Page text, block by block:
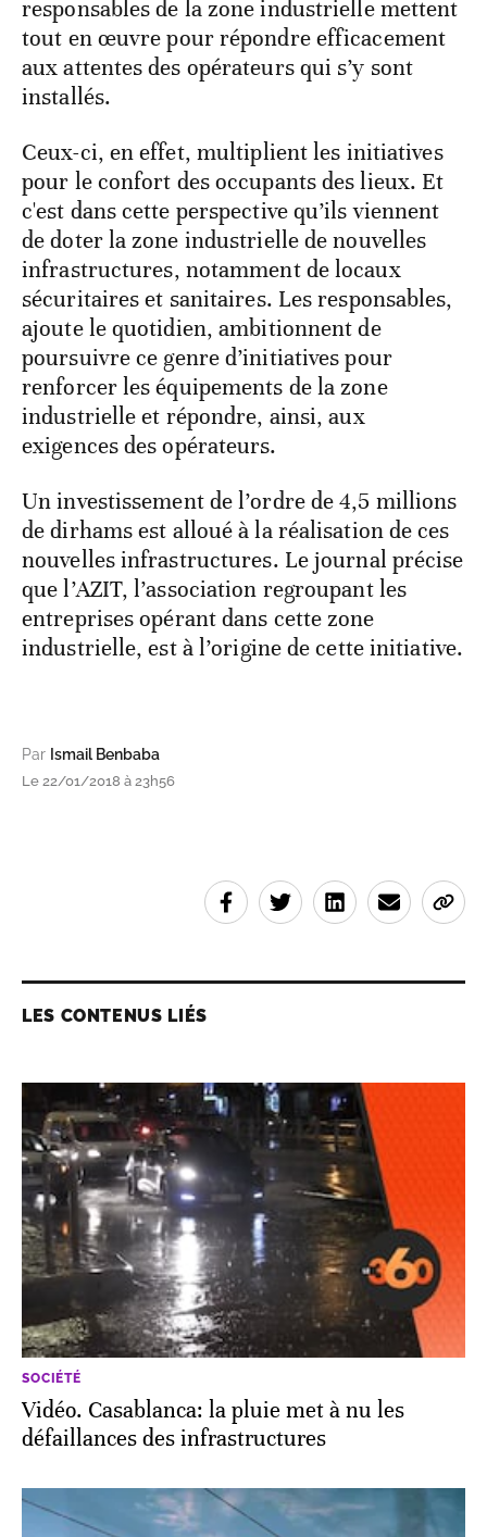
responsables de la zone industrielle mettent
tout en œuvre pour répondre efficacement
aux attentes des opérateurs qui s’y sont
installés.
Ceux-ci, en effet, multiplient les initiatives
pour le confort des occupants des lieux. Et
c'est dans cette perspective qu’ils viennent
de doter la zone industrielle de nouvelles
infrastructures, notamment de locaux
sécuritaires et sanitaires. Les responsables,
ajoute le quotidien, ambitionnent de
poursuivre ce genre d’initiatives pour
renforcer les équipements de la zone
industrielle et répondre, ainsi, aux
exigences des opérateurs.
Un investissement de l’ordre de 4,5 millions
de dirhams est alloué à la réalisation de ces
nouvelles infrastructures. Le journal précise
que l’AZIT, l’association regroupant les
entreprises opérant dans cette zone
industrielle, est à l’origine de cette initiative.
Par Ismail Benbaba
Le 22/01/2018 à 23h56
LES CONTENUS LIÉS
SOCIÉTÉ
Vidéo. Casablanca: la pluie met à nu les
défaillances des infrastructures